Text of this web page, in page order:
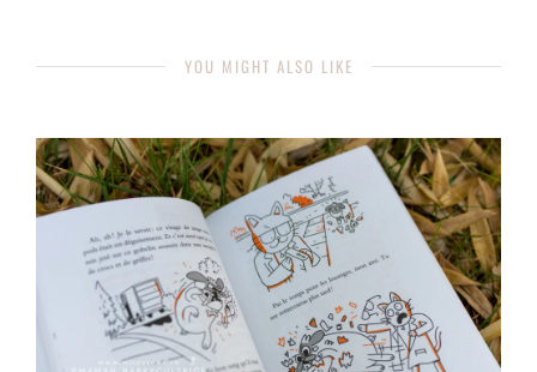
YOU MIGHT ALSO LIKE